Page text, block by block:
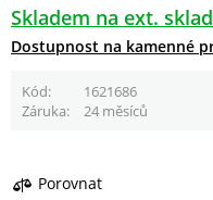
Skladem na ext.
Dostupnost na kamenné
Kód 1621686
Záruka
24 měsíců
Porovnat